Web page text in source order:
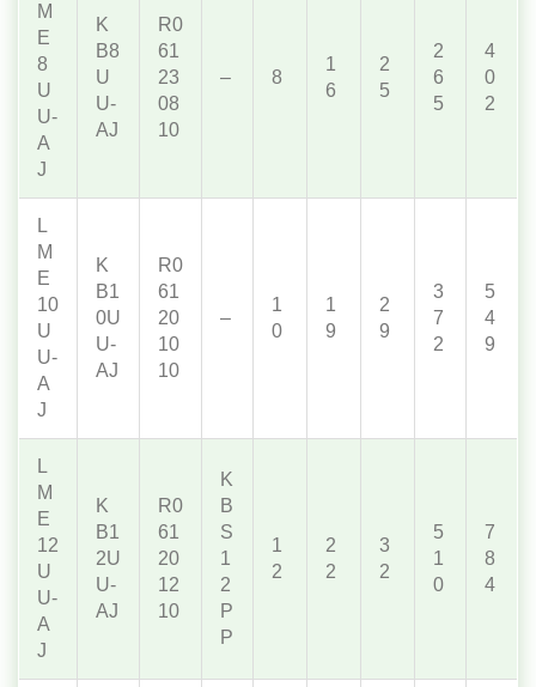
M
E
8
U
U-
A
J
K
B8
U
U-
AJ
R0
61
23
08
10
– 8
1
6
2
5
2
6
5
4
0
2
L
M
E
10
U
U-
A
J
K
B1
0U
U-
AJ
R0
61
20
10
10
–
1
0
1
9
2
9
3
7
2
5
4
9
L
M
E
12
U
U-
A
J
K
B1
2U
U-
AJ
R0
61
20
12
10
K
B
S
1
2
P
P
1
2
2
2
3
2
5
1
0
7
8
4